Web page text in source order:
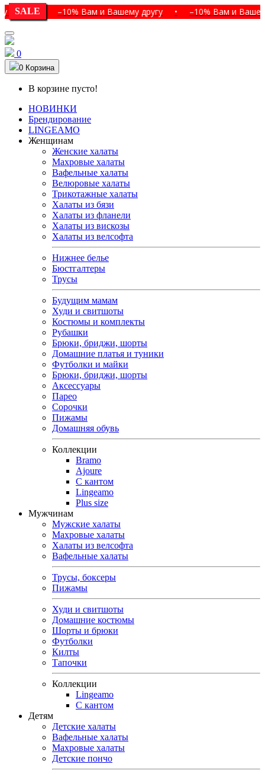
• –10% Вам и Вашему другу • –10% Вам и Вашему
0
0 Корзина
В корзине пусто!
НОВИНКИ
Брендирование
LINGEAMO
Женщинам
Женские халаты
Махровые халаты
Вафельные халаты
Велюровые халаты
Трикотажные халаты
Халаты из бязи
Халаты из фланели
Халаты из вискозы
Халаты из велсофта
Нижнее белье
Бюстгалтеры
Трусы
Будущим мамам
Худи и свитшоты
Костюмы и комплекты
Рубашки
Брюки, бриджи, шорты
Домашние платья и туники
Футболки и майки
Брюки, бриджи, шорты
Аксессуары
Парео
Сорочки
Пижамы
Домашняя обувь
Коллекции
Bramo
Ajoure
С кантом
Lingeamo
Plus size
Мужчинам
Мужские халаты
Махровые халаты
Халаты из велсофта
Вафельные халаты
Трусы, боксеры
Пижамы
Худи и свитшоты
Домашние костюмы
Шорты и брюки
Футболки
Килты
Тапочки
Коллекции
Lingeamo
С кантом
Детям
Детские халаты
Вафельные халаты
Махровые халаты
Детские пончо
SALE